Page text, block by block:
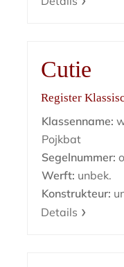
Cutie
Register
Klassenname:
Pojkbat
Segelnummer:
Werft: unbek.
Konstrukteur:
Details